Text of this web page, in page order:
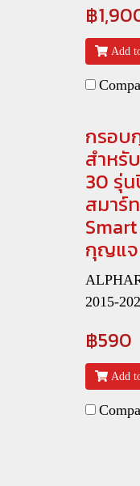
฿
Add
กรอบ
สำหรั
30 รุ่น
สมาร์
กุญแจ
2015-
฿590
Add